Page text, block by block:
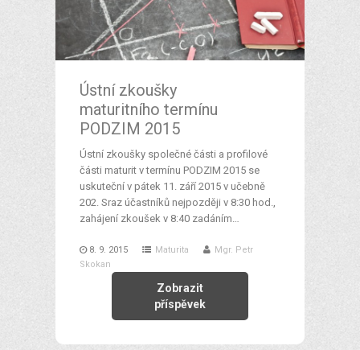
Ústní zkoušky
maturitního termínu
PODZIM 2015
Ústní zkoušky společné části a profilové
části maturit v termínu PODZIM 2015 se
uskuteční v pátek 11. září 2015 v učebně
202. Sraz účastníků nejpozději v 8:30 hod.,
zahájení zkoušek v 8:40 zadáním…
8. 9. 2015 Maturita
Mgr. Petr
Skokan
Zobrazit
příspěvek